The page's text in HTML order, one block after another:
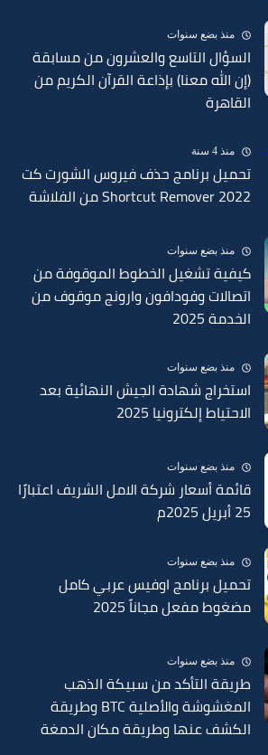
منذ بضع سنوات
السؤال التاسع والعشرون من مسابقة
(إن الله معنا) بإذاعة القرآن الكريم من
القاهرة
منذ 4 سنة
تحميل برنامج حذف فيروس الشورت كت
Shortcut Remover 2022 من الفلاشة
منذ بضع سنوات
كيفية تشغيل الخطوط الموقوفة من
اتصالات وفودافون وارونج موقوف من
الخدمة 2025
منذ بضع سنوات
استخراج شهادة الجيش النهائية بعد
الاحتياط إلكترونيا 2025
منذ بضع سنوات
قائمة أسعار شركة الامل الشريف اعتبارًا
منذ بضع سنوات
تحميل برنامج اوفيس عربي كامل
مضغوط مفعل مجاناً 2025
منذ بضع سنوات
طريقة التأكد من سبيكة الذهب
المغشوشة والأصلية BTC وطريقة
الكشف عنها وطريقة مكان الدمغة